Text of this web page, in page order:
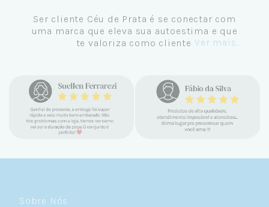
Ser cliente Céu de Prata é se conectar com
uma marca que eleva sua autoestima e que
te valoriza como cliente. Ver mais...
Sobre Nós